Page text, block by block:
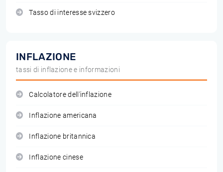
Tasso di interesse svizzero
INFLAZIONE
tassi di inflazione e informazioni
Calcolatore dell'inflazione
Inflazione americana
Inflazione britannica
Inflazione cinese